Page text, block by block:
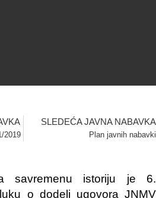
2019
SLEDEĆA JAVNA NABAVKA
Plan javnih nabavki
savremenu istoriju je 6.
o dodeli ugovora JNMV